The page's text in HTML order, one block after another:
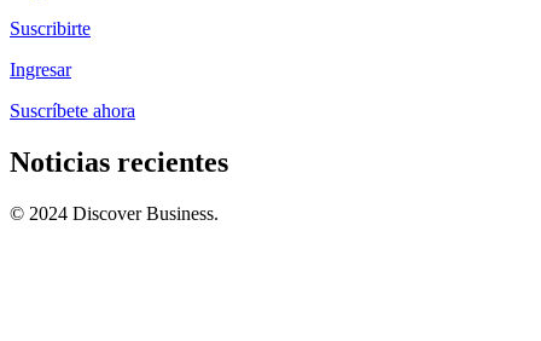
Suscribirte
Ingresar
Suscríbete ahora
Noticias recientes
© 2024 Discover Business.